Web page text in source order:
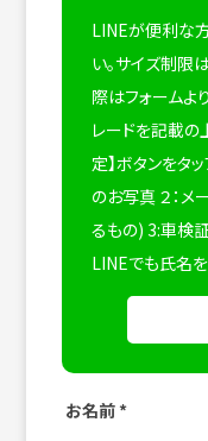
LINEが便利な
い。サイズ制限
際はフォームよ
レードを記載の
定】ボタンをタ
のお写真 ２：
るもの) 3:車検
LINEでも氏名を
お名前 *